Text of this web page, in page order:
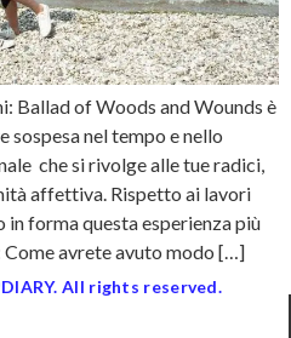
Ballad of Woods and Wounds è
sospesa nel tempo e nello
che si rivolge alle tue radici,
affettiva. Rispetto ai lavori
forma questa esperienza più
avrete avuto modo […]
All rights reserved.